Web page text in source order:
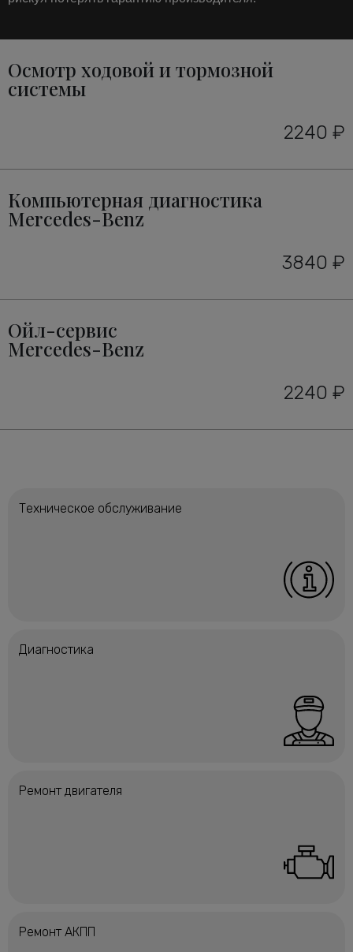
Осмотр ходовой и тормозной
системы
2240 ₽
Компьютерная диагностика
Mercedes-Benz
3840 ₽
Ойл-сервис
Mercedes-Benz
2240 ₽
Техническое обслуживание
Диагностика
Ремонт двигателя
Ремонт АКПП